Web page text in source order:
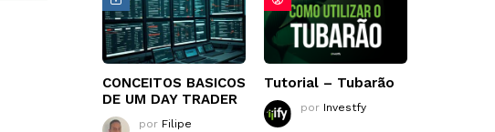
CONCEITOS BASICOS
DE UM DAY TRADER
por Filipe
Tutorial – Tubarão
por Investfy